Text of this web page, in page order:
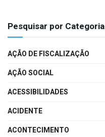
Pesquisar por Categoria
AÇÃO DE FISCALIZAÇÃO
AÇÃO SOCIAL
ACESSIBILIDADES
ACIDENTE
ACONTECIMENTO